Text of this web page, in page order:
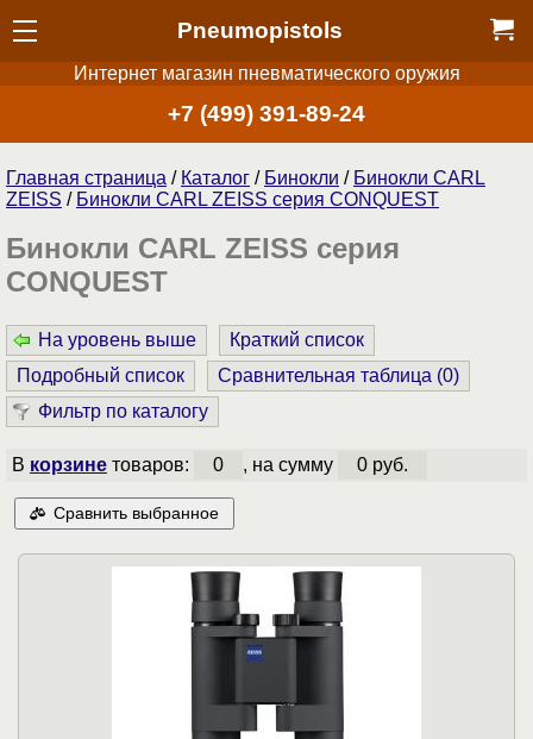
Pneumopistols
Интернет магазин пневматического оружия
+7 (499) 391-89-24
Главная страница / Каталог / Бинокли / Бинокли CARL
ZEISS / Бинокли CARL ZEISS серия CONQUEST
Бинокли CARL ZEISS серия
CONQUEST
На уровень выше
Краткий список
Подробный список
Сравнительная таблица (0)
Фильтр по каталогу
В корзинетоваров: 0 , на сумму 0 руб.
Сравнить выбранное